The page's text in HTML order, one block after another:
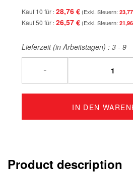
Kauf 10 für 28,76 €
Kauf 50 für 26,57 €
Lieferzeit (in Arbeitstagen) : 3 - 9
-
IN DEN
Product description